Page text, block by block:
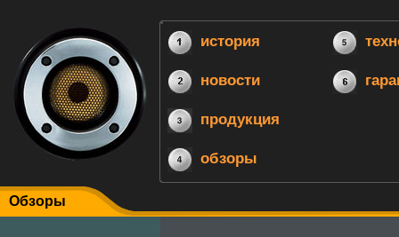
история
новости
продукция
обзоры
Обзоры